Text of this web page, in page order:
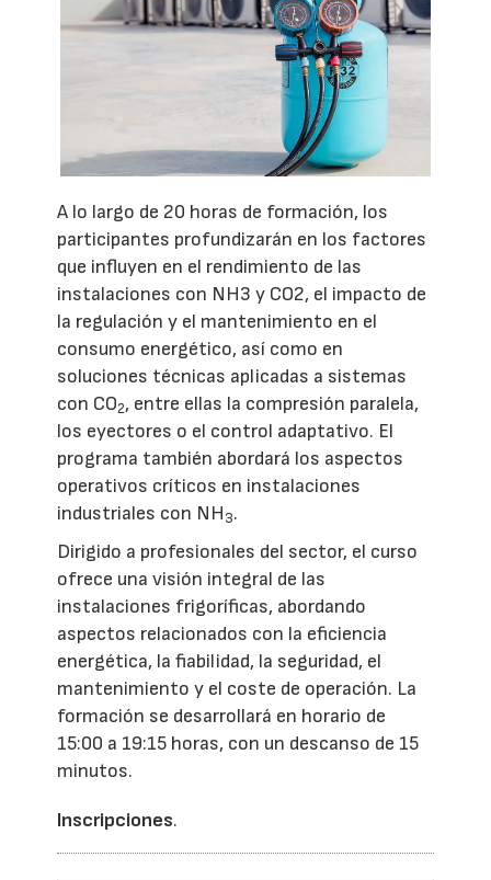
A lo largo de 20 horas de formación, los
participantes profundizarán en los factores
que influyen en el rendimiento de las
instalaciones con NH3 y CO2, el impacto de
la regulación y el mantenimiento en el
consumo energético, así como en
soluciones técnicas aplicadas a sistemas
con CO2, entre ellas la compresión paralela,
los eyectores o el control adaptativo. El
programa también abordará los aspectos
operativos críticos en instalaciones
industriales con NH3.
Dirigido a profesionales del sector, el curso
ofrece una visión integral de las
instalaciones frigoríficas, abordando
aspectos relacionados con la eficiencia
energética, la fiabilidad, la seguridad, el
mantenimiento y el coste de operación. La
formación se desarrollará en horario de
15:00 a 19:15 horas, con un descanso de 15
minutos.
Inscripciones.